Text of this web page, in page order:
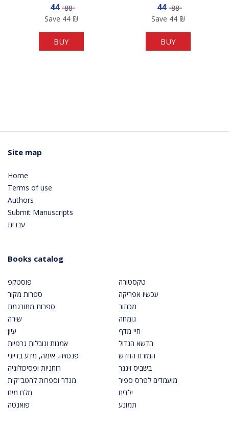
Sale price
44 Price
88
Save 44₪
BUY
Sale price
44 Price
88
Save 44₪
BUY
Site map
Home
Terms of use
Authors
Submit Manuscripts
עברית
Books catalog
פוסטקפ
ספרות מקור
ספרות מתורגמת
שירה
עיון
אמנות ונובלות גרפיות
פנטזיה, אימה, מדע בדיוני
רוחניות ופסיכולוגיה
מגדר וספרות להטב"קית
מלח מים
פואנטה
טקסטורה
עכשיו אפריקה
מכתוב
גומחה
חיי מדף
הדשא הגדול
המזרח החדש
בשביס זינגר
מועמדים לפרס ספיר
ילדים
תמונע